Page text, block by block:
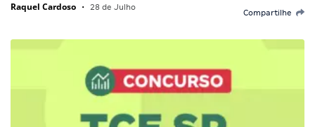
Raquel Cardoso • 28 de Julho
Compartilhe